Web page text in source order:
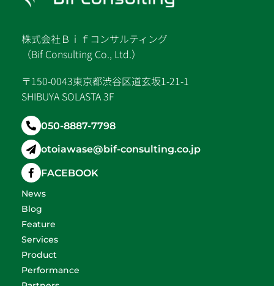
株式会社Ｂｉｆコンサルティング
（Bif Consulting Co., Ltd.）
〒150-0043東京都渋谷区道玄坂1-21-1
SHIBUYA SOLASTA 3F
050-8887-7798
otoiawase@bif-consulting.co.jp
FACEBOOK
News
Blog
Feature
Services
Product
Performance